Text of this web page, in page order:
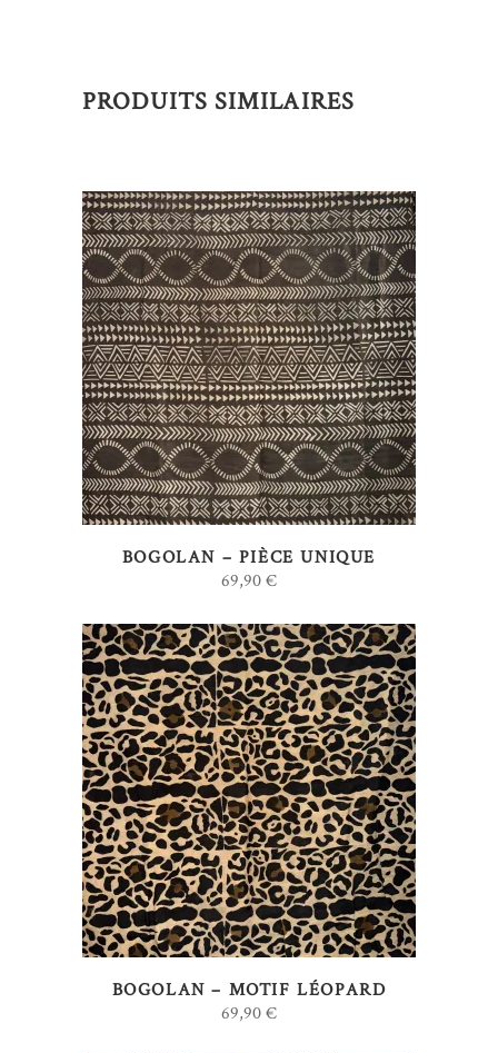
PRODUITS SIMILAIRES
AJOUTER AU PANIER
BOGOLAN – PIÈCE UNIQUE
69,90€
AJOUTER AU PANIER
BOGOLAN – MOTIF LÉOPARD
69,90€